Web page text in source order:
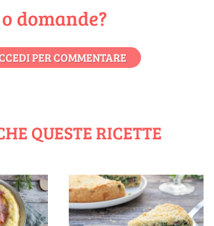
domande?
PER COMMENTARE
QUESTE RICETTE